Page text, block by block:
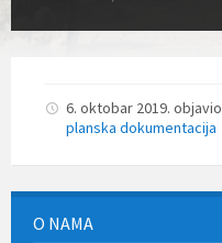
6. oktobar 2019. objavio
planska dokumentacija
O NAMA